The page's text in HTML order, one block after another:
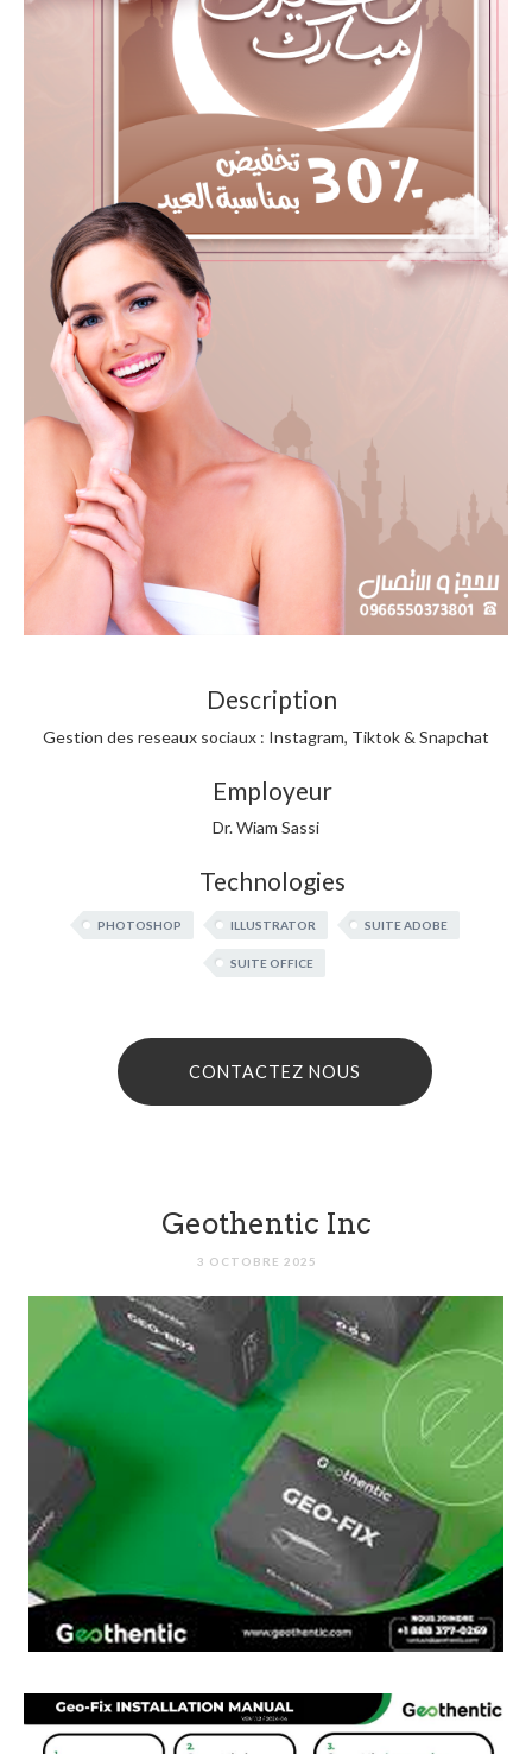
Description
Gestion des reseaux sociaux : Instagram, Tiktok & Snapchat
Employeur
Dr. Wiam Sassi
Technologies
PHOTOSHOP ILLUSTRATOR SUITE ADOBE
SUITE OFFICE
CONTACTEZ NOUS
Geothentic Inc
3 OCTOBRE 2025